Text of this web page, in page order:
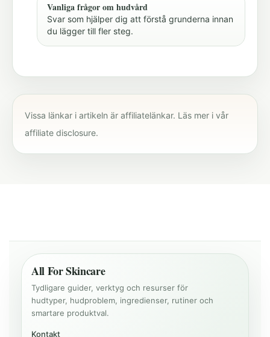
Vanliga frågor om hudvård
Svar som hjälper dig att förstå grunderna innan
du lägger till fler steg.
Vissa länkar i artikeln är affiliatelänkar. Läs mer i vår
affiliate disclosure.
All For Skincare
Tydligare guider, verktyg och resurser för
hudtyper, hudproblem, ingredienser, rutiner och
smartare produktval.
Kontakt